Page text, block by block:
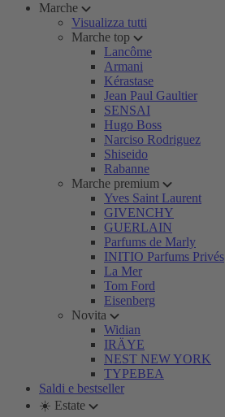
Marche
Visualizza tutti
Marche top
Lancôme
Armani
Kérastase
Jean Paul Gaultier
SENSAI
Hugo Boss
Narciso Rodriguez
Shiseido
Rabanne
Marche premium
Yves Saint Laurent
GIVENCHY
GUERLAIN
Parfums de Marly
INITIO Parfums Privés
La Mer
Tom Ford
Eisenberg
Novita
Widian
IRÄYE
NEST NEW YORK
TYPEBEA
Saldi e bestseller
☀️ Estate